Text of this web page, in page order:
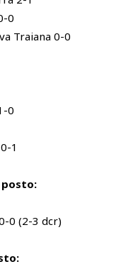
0
Traiana 0-0
0
1
posto:
0 (2-3 dcr)